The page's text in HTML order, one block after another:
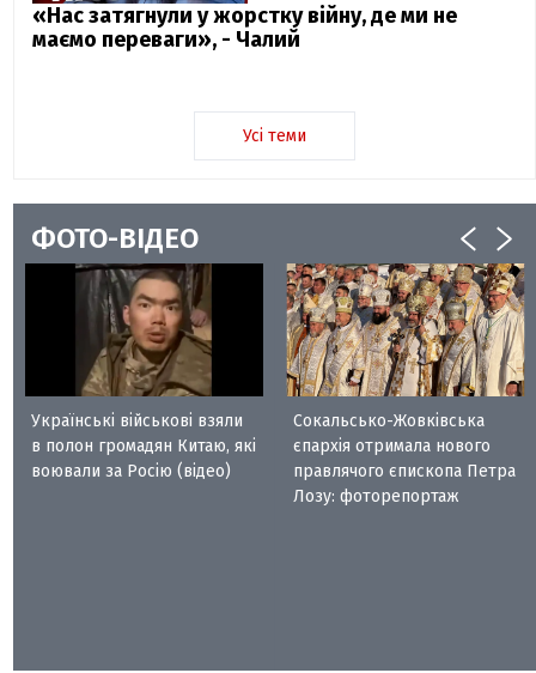
«Нас затягнули у жорстку війну, де ми не
маємо переваги», - Чалий
Усі теми
ФОТО-ВІДЕО
Українські військові взяли
в полон громадян Китаю, які
воювали за Росію (відео)
Сокальсько-Жовківська
єпархія отримала нового
правлячого єпископа Петра
Лозу: фоторепортаж